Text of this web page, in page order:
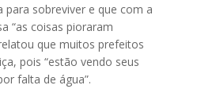
para sobreviver e que com a
“as coisas pioraram
que muitos prefeitos
pois “estão vendo seus
falta de água”.